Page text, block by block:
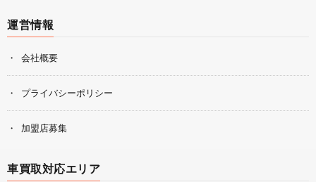
運営情報
会社概要
プライバシーポリシー
加盟店募集
車買取対応エリア